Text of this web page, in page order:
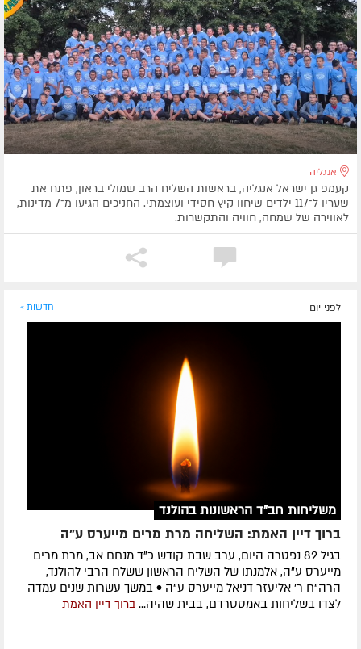
אנגליה
קעמפ גן ישראל אנגליה, בראשות השליח הרב שמולי בראון, פתח את
שעריו ל־117 ילדים שיחוו קיץ חסידי ועוצמתי. החניכים הגיעו מ־7 מדינות,
לאווירה של שמחה, חוויה והתקשרות.
לפני יום חדשות »
משליחות חב"ד הראשונות בהולנד
ברוך דיין האמת: השליחה מרת מרים מייערס ע"ה
בגיל 82 נפטרה היום, ערב שבת קודש כ"ד מנחם אב, מרת מרים
מייערס ע"ה, אלמנתו של השליח הראשון ששלח הרבי להולנד,
הרה"ח ר' אליעזר דניאל מייערס ע"ה • במשך עשרות שנים עמדה
לצדו בשליחות באמסטרדם, בבית שהיה... ברוך דיין האמת